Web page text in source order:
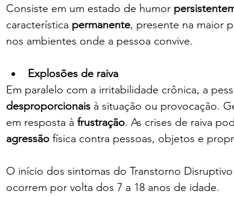
Consiste em um estado de humor
característica permanente, presente na maior
nos ambientes onde a pessoa convive.
Explosões de raiva
Em paralelo com a irritabilidade crônica, a
desproporcionais à situação ou provocação.
em resposta à frustração. As crises de raiva
agressão física contra pessoas, objetos e
O início dos sintomas do Transtorno
ocorrem por volta dos 7 a 18 anos de idade.